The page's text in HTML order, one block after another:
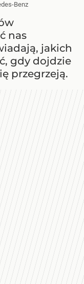
Benz
nas
jakich
gdy dojdzie
przegrzeją.